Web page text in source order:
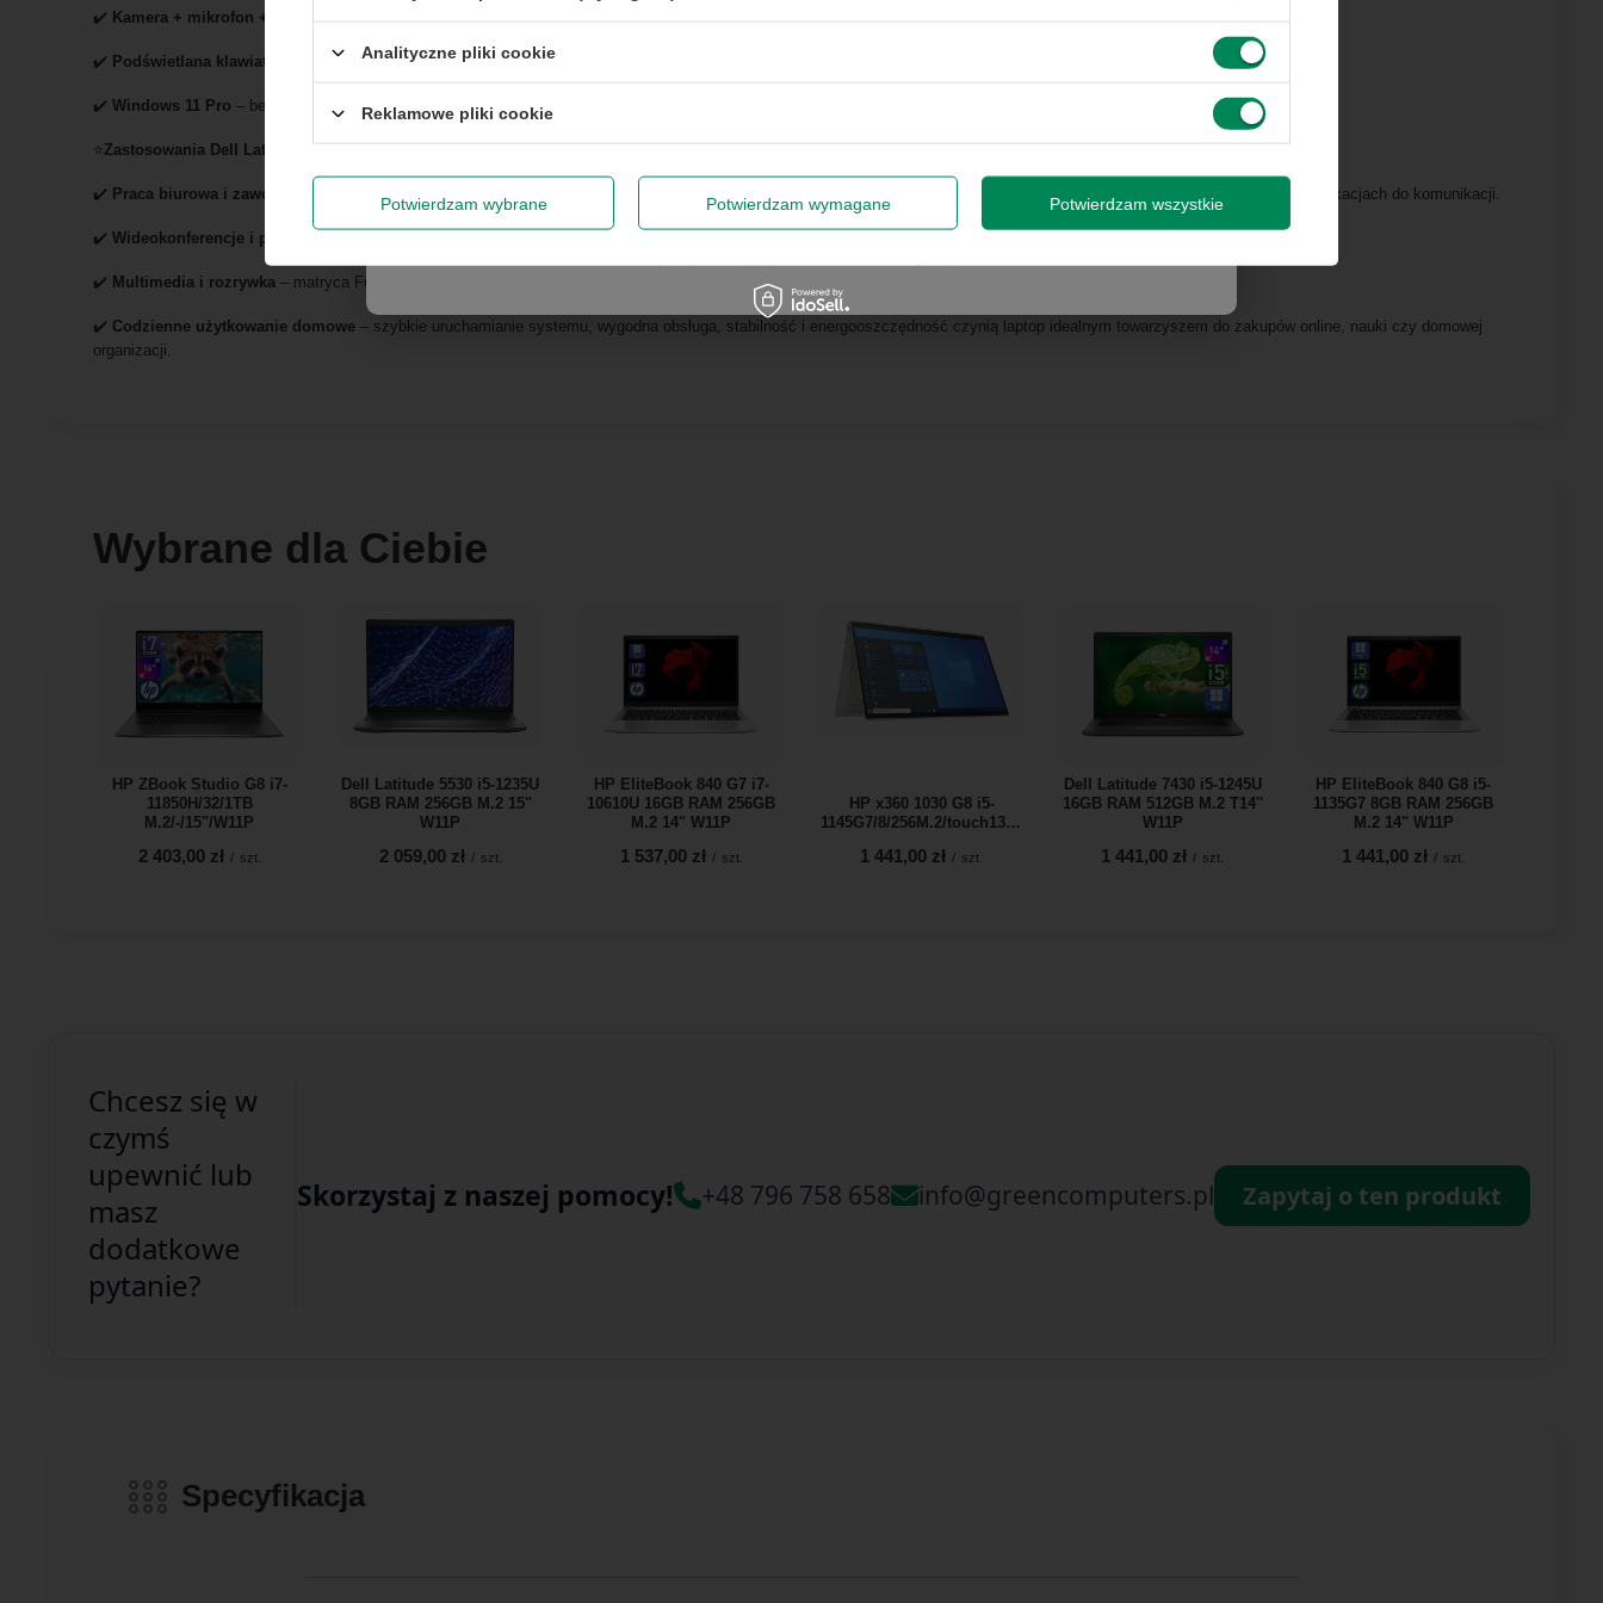
✔️ Kamera + mikrofon + głośniki
✔️ Podświetlana klawiatura – komfort podczas pracy w nocy
✔️Windows 11 Pro – bezpieczny i stabilny system dla wymagających
⭐Zastosowania Dell Latitude 3450
✔️ Praca biurowa i zawodowa – szybki procesor oraz pamięć DDR5 pozwalają na sprawną pracę w programach biurowych, systemach firmowych, arkuszach kalkulacyjnych i aplikacjach do komunikacji.
✔️Wideokonferencje i praca zdalna
✔️ Multimedia i rozrywka – matryca FullHD oraz grafika Intel Iris Xe gwarantują płynne odtwarzanie filmów i świetną jakość obrazu.
✔️ Codzienne użytkowanie domowe – szybkie uruchamianie systemu, wygodna obsługa, stabilność i energooszczędność czynią laptop idealnym towarzyszem do zakupów online, nauki czy domowej
organizacji.
Wybrane dla Ciebie
HP ZBook Studio G8 i7-
11850H/32/1TB
M.2/-/15"/W11P
2 403,00 zł / szt.
Dell Latitude 5530 i5-1235U
8GB RAM 256GB M.2 15"
W11P
2 059,00 zł / szt.
HP EliteBook 840 G7 i7-
10610U 16GB RAM 256GB
M.2 14" W11P
1 537,00 zł / szt.
HP x360 1030 G8 i5-
1145G7/8/256M.2/touch13'/W11P
1 441,00 zł / szt.
Dell Latitude 7430 i5-1245U
16GB RAM 512GB M.2 T14''
W11P
1 441,00 zł / szt.
HP EliteBook 840 G8 i5-
1135G7 8GB RAM 256GB
M.2 14" W11P
1 441,00 zł / szt.
Chcesz się w
czymś
upewnić lub
masz
dodatkowe
pytanie?
Skorzystaj z naszej pomocy! +48 796 758 658 info@greencomputers.pl Zapytaj o ten produkt
Specyfikacja
Rabat 50 zł przy zamówieniach powyżej 300 zł. Oferta jednorazowa, nie łączy się z innymi
Wyrażam zgodę na przetwarzanie danych osobowych (adres e-mail) na potrzeby wysyłki
Zapisz się
Analityczne pliki cookie
Reklamowe pliki cookie
Potwierdzam wybrane Potwierdzam wymagane Potwierdzam wszystkie